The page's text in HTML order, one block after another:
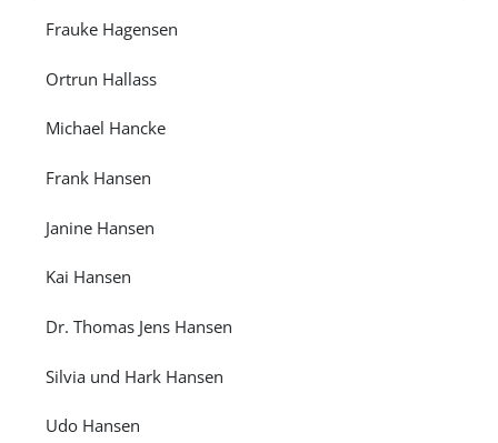
Frauke Hagensen
Ortrun Hallass
Michael Hancke
Frank Hansen
Janine Hansen
Kai Hansen
Dr. Thomas Jens Hansen
Silvia und Hark Hansen
Udo Hansen